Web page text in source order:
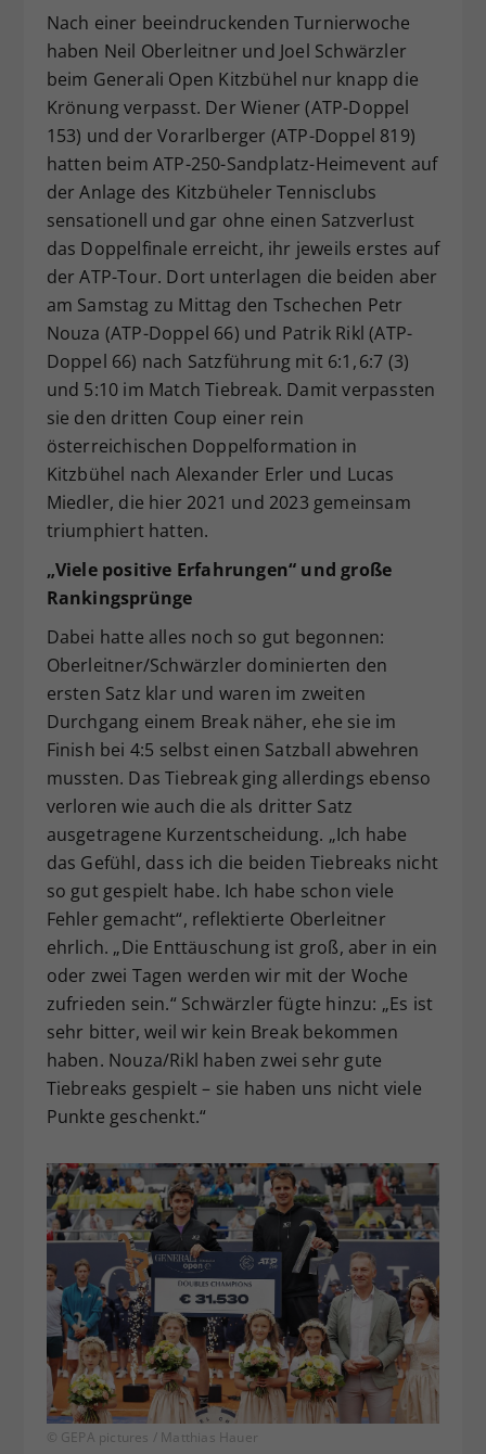
Nach einer beeindruckenden Turnierwoche
haben Neil Oberleitner und Joel Schwärzler
beim Generali Open Kitzbühel nur knapp die
Krönung verpasst. Der Wiener (ATP-Doppel
153) und der Vorarlberger (ATP-Doppel 819)
hatten beim ATP-250-Sandplatz-Heimevent auf
der Anlage des Kitzbüheler Tennisclubs
sensationell und gar ohne einen Satzverlust
das Doppelfinale erreicht, ihr jeweils erstes auf
der ATP-Tour. Dort unterlagen die beiden aber
am Samstag zu Mittag den Tschechen Petr
Nouza (ATP-Doppel 66) und Patrik Rikl (ATP-
Doppel 66) nach Satzführung mit 6:1, 6:7 (3)
und 5:10 im Match Tiebreak. Damit verpassten
sie den dritten Coup einer rein
österreichischen Doppelformation in
Kitzbühel nach Alexander Erler und Lucas
Miedler, die hier 2021 und 2023 gemeinsam
triumphiert hatten.
„Viele positive Erfahrungen“ und große
Rankingsprünge
Dabei hatte alles noch so gut begonnen:
Oberleitner/Schwärzler dominierten den
ersten Satz klar und waren im zweiten
Durchgang einem Break näher, ehe sie im
Finish bei 4:5 selbst einen Satzball abwehren
mussten. Das Tiebreak ging allerdings ebenso
verloren wie auch die als dritter Satz
ausgetragene Kurzentscheidung. „Ich habe
das Gefühl, dass ich die beiden Tiebreaks nicht
so gut gespielt habe. Ich habe schon viele
Fehler gemacht“, reflektierte Oberleitner
ehrlich. „Die Enttäuschung ist groß, aber in ein
oder zwei Tagen werden wir mit der Woche
zufrieden sein.“ Schwärzler fügte hinzu: „Es ist
sehr bitter, weil wir kein Break bekommen
haben. Nouza/Rikl haben zwei sehr gute
Tiebreaks gespielt – sie haben uns nicht viele
Punkte geschenkt.“
© GEPA pictures / Matthias Hauer
Zweck
Dieser Wert speichert Ihre Consent-
Einstellungen. Unter anderem eine
zufällig generierte ID, für die
historische Speicherung Ihrer
vorgenommen Einstellungen, falls der
Webseiten-Betreiber dies eingestellt
hat.